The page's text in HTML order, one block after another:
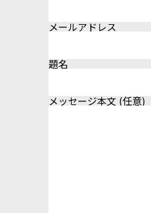
メールアドレス
題名
メッセージ本文 (任意)